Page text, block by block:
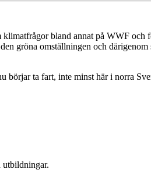
bland annat på WWF
gröna omställningen och
börjar ta fart, inte minst här i norra
utbildningar.